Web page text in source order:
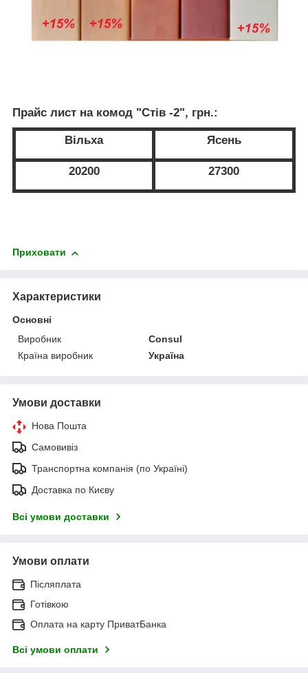
Прайс лист на комод "Стів -2", грн.:
Вільха Ясень
20200 27300
Приховати
Характеристики
Основні
Виробник
Consul
Країна виробник
Україна
Умови доставки
Нова Пошта
Самовивіз
Транспортна компанія (по Україні)
Доставка по Києву
Всі умови доставки
Умови оплати
Післяплата
Готівкою
Оплата на карту ПриватБанка
Всі умови оплати